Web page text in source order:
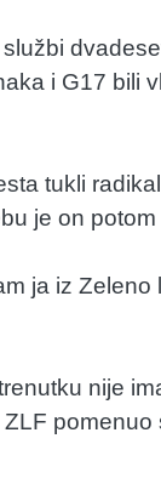
i G17 bili
tukli
je on
ja iz Zeleno
nije